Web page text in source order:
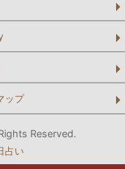
ップ
Reserved.
占い